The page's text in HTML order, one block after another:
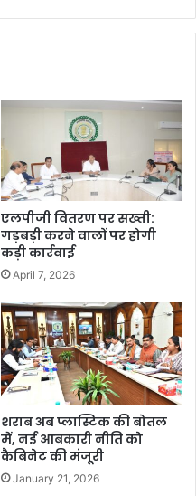
एलपीजी वितरण पर सख्ती:
गड़बड़ी करने वालों पर होगी
कड़ी कार्रवाई
April 7, 2026
शराब अब प्लास्टिक की बोतल
में, नई आबकारी नीति को
कैबिनेट की मंजूरी
January 21, 2026